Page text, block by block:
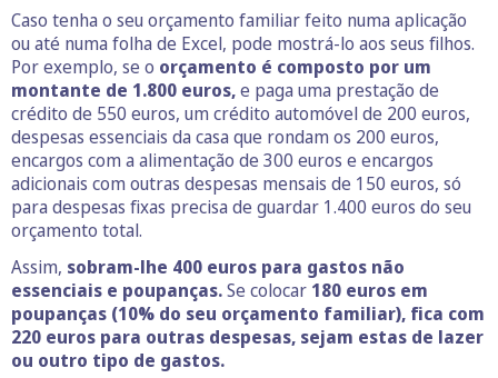
Caso tenha o seu orçamento familiar feito numa aplicação
ou até numa folha de Excel, pode mostrá-lo aos seus filhos.
Por exemplo, se o orçamento é composto por um
montante de 1.800 euros,e paga uma prestação de
crédito de 550 euros, um crédito automóvel de 200 euros,
despesas essenciais da casa que rondam os 200 euros,
encargos com a alimentação de 300 euros e encargos
adicionais com outras despesas mensais de 150 euros, só
para despesas fixas precisa de guardar 1.400 euros do seu
orçamento total.
Assim, sobram-lhe 400 euros para gastos não
essenciais e poupanças.Se colocar 180 euros em
poupanças (10% do seu orçamento familiar), fica com
220 euros para outras despesas, sejam estas de lazer
ou outro tipo de gastos.